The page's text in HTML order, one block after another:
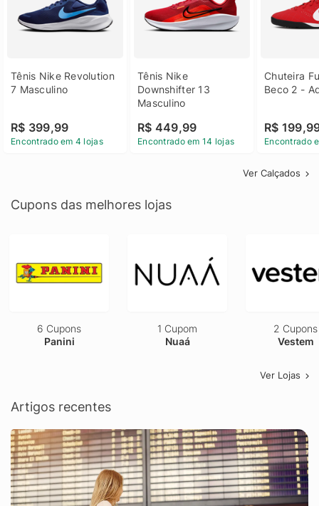
Tênis Nike Revolution
7 Masculino
R$ 399,99
Encontrado em 4 lojas
Tênis Nike
Downshifter 13
Masculino
R$ 449,99
Encontrado em 14 lojas
Chuteira
Beco 2 -
R$
Encontrado
Ver Calçados
Cupons das melhores lojas
6 Cupons
Panini
1 Cupom
Nuaá
2 Cupons
Vestem
Ver Lojas
Artigos recentes